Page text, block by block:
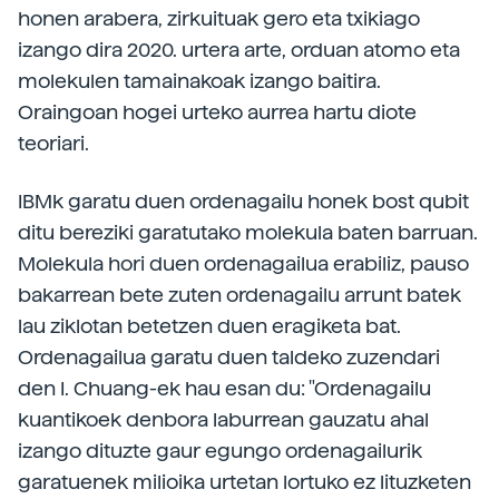
honen arabera, zirkuituak gero eta txikiago
izango dira 2020. urtera arte, orduan atomo eta
molekulen tamainakoak izango baitira.
Oraingoan hogei urteko aurrea hartu diote
teoriari.
IBMk garatu duen ordenagailu honek bost qubit
ditu bereziki garatutako molekula baten barruan.
Molekula hori duen ordenagailua erabiliz, pauso
bakarrean bete zuten ordenagailu arrunt batek
lau ziklotan betetzen duen eragiketa bat.
Ordenagailua garatu duen taldeko zuzendari
den I. Chuang-ek hau esan du: "Ordenagailu
kuantikoek denbora laburrean gauzatu ahal
izango dituzte gaur egungo ordenagailurik
garatuenek milioika urtetan lortuko ez lituzketen